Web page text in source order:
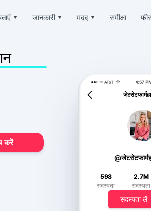
▾ जानकारी ▾ मदद ▾ समीक्षा
करें
वाले प्रश्नों
और उत्तर देने में खुशी होती है
कि आपके टिकटॉक पेज को कौन एक्सेस कर रहा है
करें
598
सदस्यता
2.7M
सदस्यता
सदस्यता लें